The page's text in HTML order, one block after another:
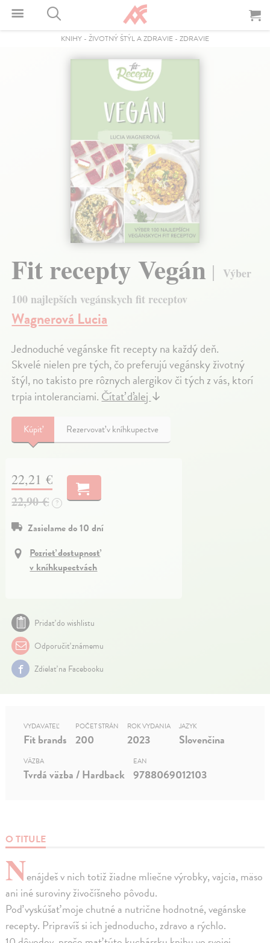
KNIHY - ŽIVOTNÝ ŠTÝL A ZDRAVIE - ZDRAVIE
Fit recepty Vegán
Výber
100 najlepších vegánskych fit receptov
Wagnerová Lucia
Jednoduché vegánske fit recepty na každý deň.
Skvelé nielen pre tých, čo preferujú vegánsky životný
štýl, no takisto pre rôznych alergikov či tých z vás, ktorí
trpia intoleranciami. Čítať ďalej ↓
Kúpiť Rezervovať v kníhkupectve
22,21 €
22,90 € ?
Zasielame do 10 dní
Pozrieť dostupnosť
v kníhkupectvách
Pridať do wishlistu
Odporučiť známemu
Zdielať na Facebooku
O TITULE
Nenájdeš v nich totiž žiadne mliečne výrobky, vajcia, mäso
ani iné suroviny živočíšneho pôvodu.
Poď vyskúšať moje chutné a nutrične hodnotné, vegánske
recepty. Pripravíš si ich jednoducho, zdravo a rýchlo.
VYDAVATEĽ
Fit brands
POČET STRÁN
200
ROK VYDANIA
2023
JAZYK
Slovenčina
VÄZBA
Tvrdá väzba / Hardback
EAN
9788069012103